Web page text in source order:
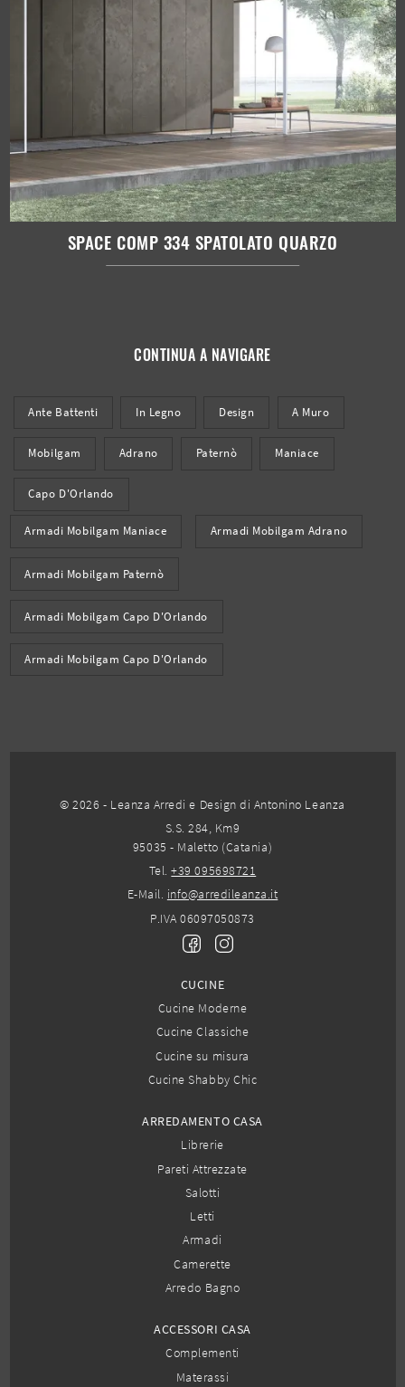
SPACE COMP 334 SPATOLATO QUARZO
CONTINUA A NAVIGARE
Ante Battenti In Legno Design A Muro
Mobilgam Adrano Paternò Maniace
Capo D'Orlando
Armadi Mobilgam Maniace Armadi Mobilgam Adrano
Armadi Mobilgam Paternò
Armadi Mobilgam Capo D'Orlando
Armadi Mobilgam Capo D'Orlando
© 2026 - Leanza Arredi e Design di Antonino Leanza
S.S. 284, Km9
95035 - Maletto (Catania)
Tel.+39 095698721
E-Mail. info@arredileanza.it
P.IVA 06097050873
CUCINE
Cucine Moderne
Cucine Classiche
Cucine su misura
Cucine Shabby Chic
ARREDAMENTO CASA
Librerie
Pareti Attrezzate
Salotti
Letti
Armadi
Camerette
Arredo Bagno
ACCESSORI CASA
Complementi
Materassi